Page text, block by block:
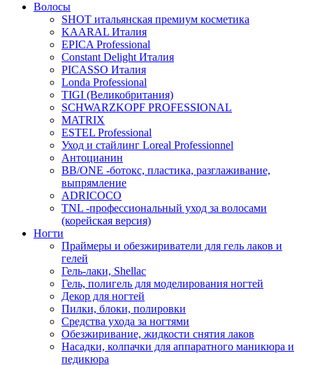
Волосы
SHOT итальянская премиум косметика
KAARAL Италия
EPICA Professional
Constant Delight Италия
PICASSO Италия
Londa Professional
TIGI (Великобритания)
SCHWARZKOPF PROFESSIONAL
MATRIX
ESTEL Professional
Уход и стайлинг Loreal Professionnel
Антоцианин
BB/ONE -ботокс, пластика, разглаживание,
выпрямление
ADRICOCO
TNL -профессиональный уход за волосами
(корейская версия)
Ногти
Праймеры и обезжириватели для гель лаков и
гелей
Гель-лаки, Shellac
Гель, полигель для моделирования ногтей
Декор для ногтей
Пилки, блоки, полировки
Средства ухода за ногтями
Обезжиривание, жидкости снятия лаков
Насадки, колпачки для аппаратного маникюра и
педикюра